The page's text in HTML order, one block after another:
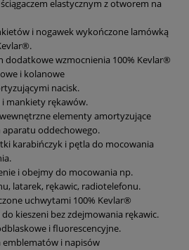
elastycznym z otworem na
i nogawek wykończone lamówką
dodatkowe wzmocnienia 100% Kevlar®
i kolanowe
nacisk.
mankiety rękawów.
elementy amortyzujące
aparatu oddechowego.
karabińczyk i pętla do mocowania
i obejmy do mocowania np.
latarek, rękawic, radiotelefonu.
uchwytami 100% Kevlar®
kieszeni bez zdejmowania rękawic.
i fluorescencyjne.
emblematów i napisów